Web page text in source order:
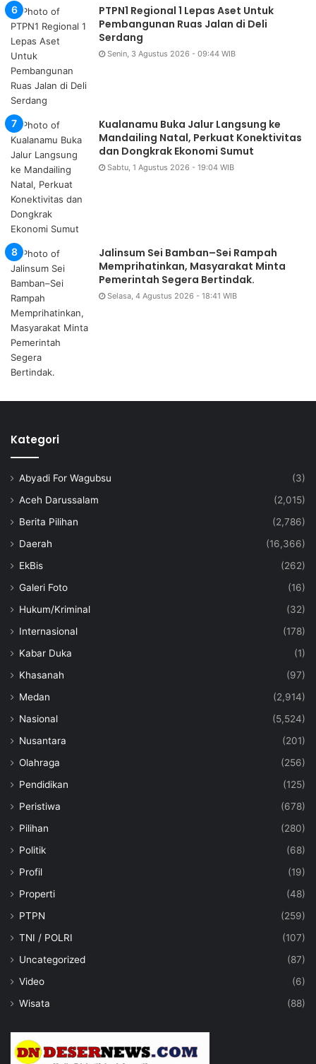
PTPN1 Regional 1 Lepas Aset Untuk
Pembangunan Ruas Jalan di Deli
Serdang
Senin, 3 Agustus 2026 - 09:44 WIB
Kualanamu Buka Jalur Langsung ke
Mandailing Natal, Perkuat Konektivitas
dan Dongkrak Ekonomi Sumut
Sabtu, 1 Agustus 2026 - 19:04 WIB
Jalinsum Sei Bamban–Sei Rampah
Memprihatinkan, Masyarakat Minta
Pemerintah Segera Bertindak.
Selasa, 4 Agustus 2026 - 18:41 WIB
Kategori
Abyadi For Wagubsu
(3)
Aceh Darussalam
(2,015)
Berita Pilihan
(2,786)
Daerah
(16,366)
EkBis
(262)
Galeri Foto
(16)
Hukum/Kriminal
(32)
Internasional
(178)
Kabar Duka
(1)
Khasanah
(97)
Medan
(2,914)
Nasional
(5,524)
Nusantara
(201)
Olahraga
(256)
Pendidikan
(125)
Peristiwa
(678)
Pilihan
(280)
Politik
(68)
Profil
(19)
Properti
(48)
PTPN
(259)
TNI / POLRI
(107)
Uncategorized
(87)
Video
(6)
Wisata
(88)